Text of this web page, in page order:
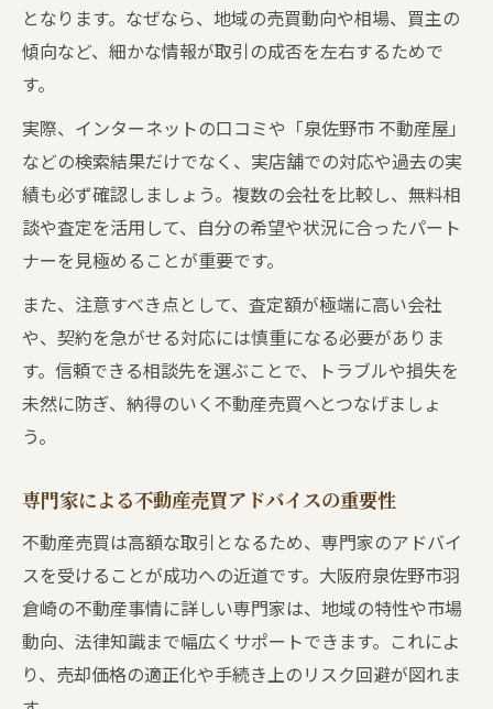
となります。なぜなら、地域の売買動向や相場、買主の
傾向など、細かな情報が取引の成否を左右するためで
す。
実際、インターネットの口コミや「泉佐野市 不動産屋」
などの検索結果だけでなく、実店舗での対応や過去の実
績も必ず確認しましょう。複数の会社を比較し、無料相
談や査定を活用して、自分の希望や状況に合ったパート
ナーを見極めることが重要です。
また、注意すべき点として、査定額が極端に高い会社
や、契約を急がせる対応には慎重になる必要がありま
す。信頼できる相談先を選ぶことで、トラブルや損失を
未然に防ぎ、納得のいく不動産売買へとつなげましょ
う。
専門家による不動産売買アドバイスの重要性
不動産売買は高額な取引となるため、専門家のアドバイ
スを受けることが成功への近道です。大阪府泉佐野市羽
倉崎の不動産事情に詳しい専門家は、地域の特性や市場
動向、法律知識まで幅広くサポートできます。これによ
り、売却価格の適正化や手続き上のリスク回避が図れま